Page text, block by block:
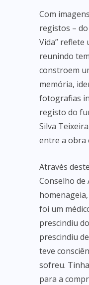
Com
registos –
Vida”
reunindo
constroem
memória,
fotografias
registo do
Silva
entre a obra
Através
Conselho
foi um
prescindiu
prescindiu
teve
sofreu.
para a